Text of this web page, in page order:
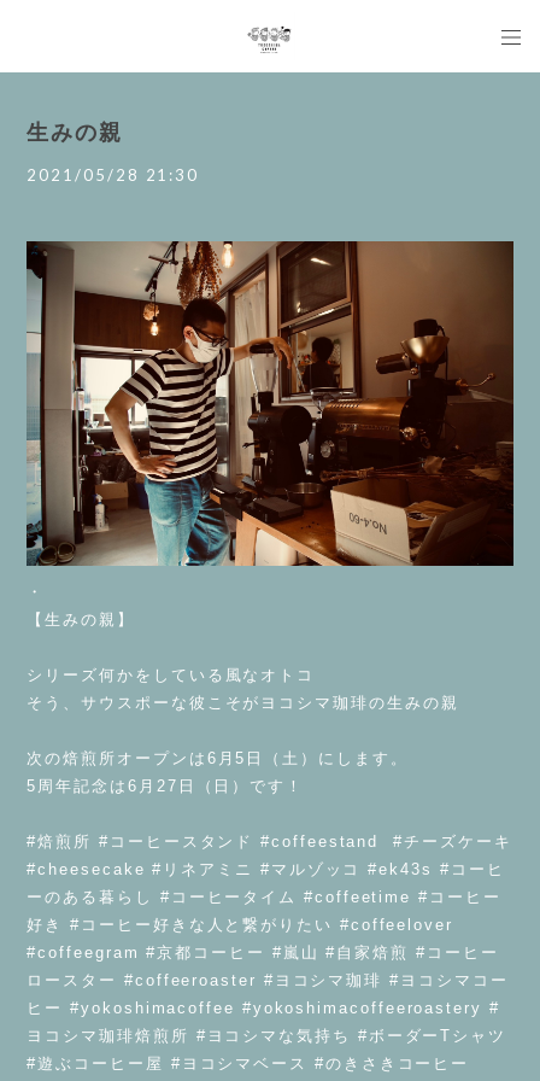
生みの親
2021/05/28 21:30
・
【生みの親】
シリーズ何かをしている風なオトコ
そう、サウスポーな彼こそがヨコシマ珈琲の生みの親
次の焙煎所オープンは6月5日（土）にします。
5周年記念は6月27日（日）です！
#焙煎所 #コーヒースタンド #coffeestand #チーズケーキ
#cheesecake #リネアミニ #マルゾッコ #ek43s #コーヒ
ーのある暮らし #コーヒータイム #coffeetime #コーヒー
好き #コーヒー好きな人と繋がりたい #coffeelover
#coffeegram #京都コーヒー #嵐山 #自家焙煎 #コーヒー
ロースター #coffeeroaster #ヨコシマ珈琲 #ヨコシマコー
ヒー #yokoshimacoffee #yokoshimacoffeeroastery #
ヨコシマ珈琲焙煎所 #ヨコシマな気持ち #ボーダーTシャツ
#遊ぶコーヒー屋 #ヨコシマベース #のきさきコーヒー